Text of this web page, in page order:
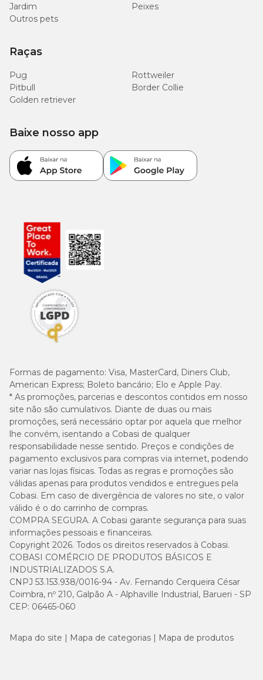
Jardim
Peixes
Outros pets
Raças
Pug
Rottweiler
Pitbull
Border Collie
Golden retriever
Formas de pagamento: Visa, MasterCard, Diners Club,
American Express; Boleto bancário; Elo e Apple Pay.
* As promoções, parcerias e descontos contidos em nosso
site não são cumulativos. Diante de duas ou mais
promoções, será necessário optar por aquela que melhor
lhe convém, isentando a Cobasi de qualquer
responsabilidade nesse sentido. Preços e condições de
pagamento exclusivos para compras via internet, podendo
variar nas lojas físicas. Todas as regras e promoções são
válidas apenas para produtos vendidos e entregues pela
Cobasi. Em caso de divergência de valores no site, o valor
válido é o do carrinho de compras.
COMPRA SEGURA. A Cobasi garante segurança para suas
informações pessoais e financeiras.
Copyright 2026. Todos os direitos reservados à Cobasi.
COBASI COMÉRCIO DE PRODUTOS BÁSICOS E
INDUSTRIALIZADOS S.A.
CNPJ 53.153.938/0016-94 - Av. Fernando Cerqueira César
Coimbra, nº 210, Galpão A - Alphaville Industrial, Barueri - SP
CEP: 06465-060
Baixe nosso app
Mapa do site Mapa de categorias Mapa de produtos